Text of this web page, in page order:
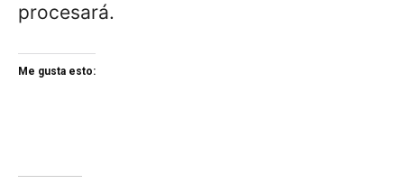
procesará.
Me gusta esto: